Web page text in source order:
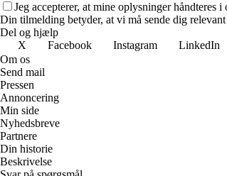
Jeg accepterer, at mine oplysninger håndteres
Din tilmelding betyder, at vi må sende dig
Del og hjælp
X
Facebook Instagram LinkedIn
Om os
Send mail
Pressen
Annoncering
Min side
Nyhedsbreve
Partnere
Din historie
Beskrivelse